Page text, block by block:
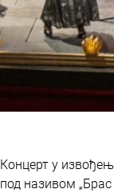
Концерт у
под називом